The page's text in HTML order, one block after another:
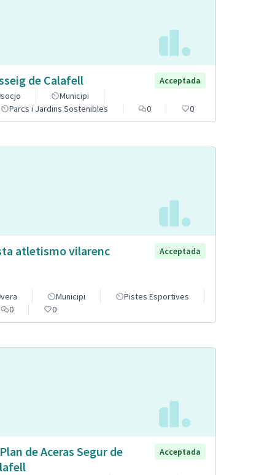
de Calafell
Acceptada
socjo
Municipi
Parcs i Jardins Sostenibles
0 0
atletismo vilarenc Acceptada
vera Municipi
Pistes Esportives
0
0
de Aceras Segur de
Acceptada